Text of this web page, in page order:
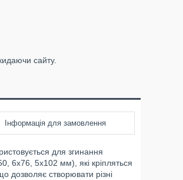
сайту.
Інформація для замовлення
для згинання
6x76, 5x102 мм), які кріпляться
дозволяє створювати різні